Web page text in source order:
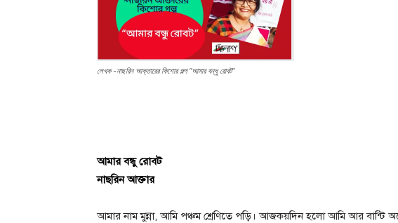
লেখক -নাছরিন আক্তারের কিশোর গল্প “আমার বন্ধু রোবট”
আমার বন্ধু রোবট
নাছরিন আক্তার
আমার নাম মুন্না, আমি পঞ্চম শ্রেণিতে পড়ি। আজকয়দিন হলো আমি আর বান্টি